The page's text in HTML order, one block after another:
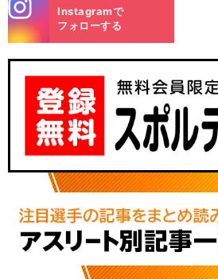
m
Instagramで
フォローする